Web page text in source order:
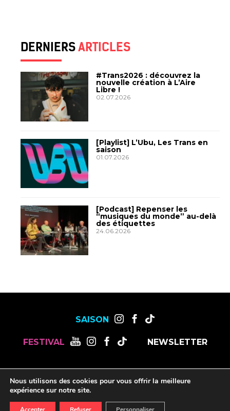
DERNIERSARTICLES
#Trans2026 : découvrez la
nouvelle création à L’Aire
Libre !
02.07.2026
[Playlist] L’Ubu, Les Trans en
saison
01.07.2026
[Podcast] Repenser les
“musiques du monde” au-delà
des étiquettes
24.06.2026
SAISON
FESTIVAL NEWSLETTER
Nous utilisons des cookies pour vous offrir la meilleure
expérience sur notre site.